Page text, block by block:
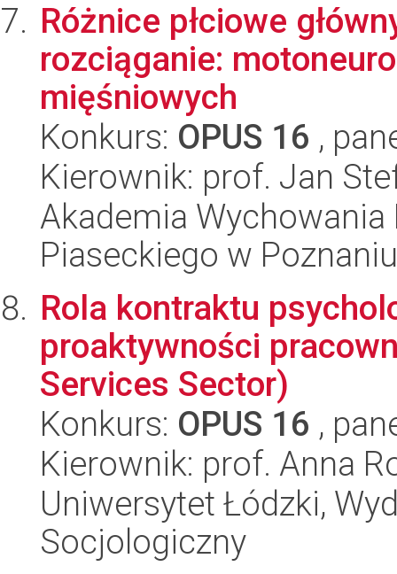
Różnice płciowe
rozciąganie:
mięśniowych
Konkurs: OPUS 16 ,
Kierownik: prof. Jan
Akademia
Piaseckiego w
Rola kontraktu
proaktywności
Services Sector)
Konkurs: OPUS 16 ,
Kierownik: prof. Anna
Uniwersytet Łódzki,
Socjologiczny